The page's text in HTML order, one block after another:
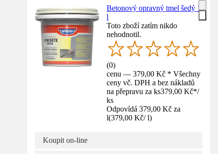
Betonový opravný tmel šedý 1
l
Toto zboží zatím nikdo
nehodnotil.
(0)
cenu — 379,00 Kč * Všechny
ceny vč. DPH a bez nákladů
na přepravu za ks379,00 Kč*/
ks
Odpovídá 379,00 Kč za
l(379,00 Kč/ l)
Koupit on-line